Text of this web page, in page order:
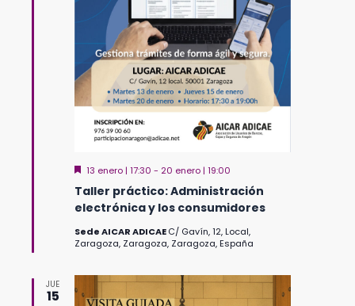
Taller práctico: Administración
electrónica y los consumidores
Destacado
13 enero | 17:30 - 20 enero | 19:00
Sede AICAR ADICAEC/ Gavín, 12, Local,
Zaragoza, Zaragoza, Zaragoza, España
JUE
15